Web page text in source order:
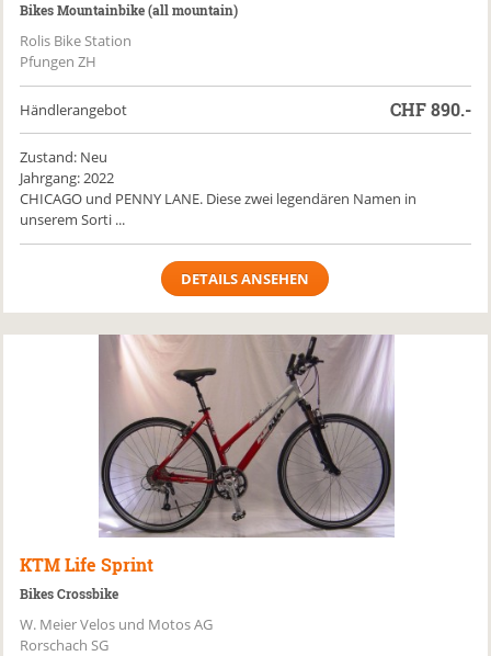
Bikes Mountainbike (all mountain)
Rolis Bike Station
Pfungen ZH
Händlerangebot CHF890.-
Zustand: Neu
Jahrgang: 2022
CHICAGO und PENNY LANE. Diese zwei legendären Namen in
unserem Sorti ...
DETAILS ANSEHEN
KTM Life Sprint
Bikes Crossbike
W. Meier Velos und Motos AG
Rorschach SG